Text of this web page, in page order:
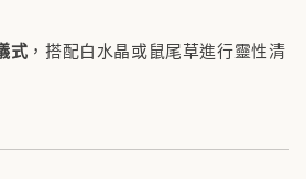
式 ，搭配白水晶或鼠尾草進行靈性清